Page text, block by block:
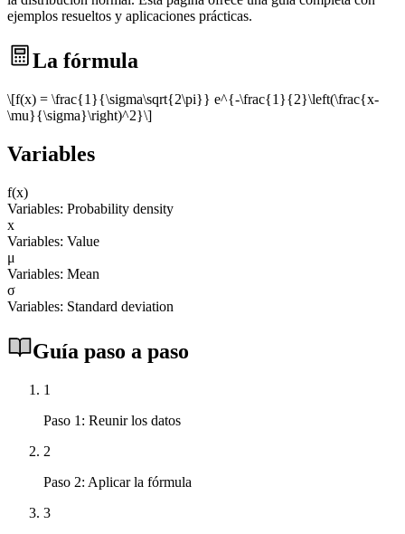
ejemplos resueltos y aplicaciones prácticas.
La fórmula
\[f(x) = \frac{1}{\sigma\sqrt{2\pi}} e^{-\frac{1}{2}\left(\frac{x-
\mu}{\sigma}\right)^2}\]
Variables
f(x)
Variables: Probability density
x
Variables: Value
μ
Variables: Mean
σ
Variables: Standard deviation
Guía paso a paso
1
Paso 1: Reunir los datos
2
Paso 2: Aplicar la fórmula
3